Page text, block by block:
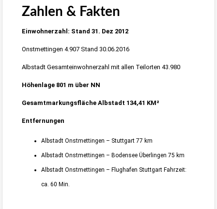
Zahlen & Fakten
Einwohnerzahl: Stand 31. Dez 2012
Onstmettingen 4.907 Stand 30.06.2016
Albstadt Gesamteinwohnerzahl mit allen Teilorten 43.980
Höhenlage 801 m über NN
Gesamtmarkungsfläche Albstadt 134,41 KM²
Entfernungen
Albstadt Onstmettingen – Stuttgart 77 km
Albstadt Onstmettingen – Bodensee Überlingen 75 km
Albstadt Onstmettingen – Flughafen Stuttgart Fahrzeit:
ca. 60 Min.